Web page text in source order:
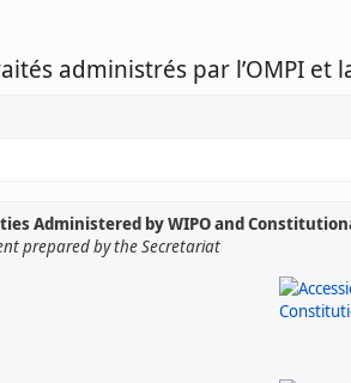
administrés par l’OMPI
Administered by WIPO and
prepared by the Secretariat